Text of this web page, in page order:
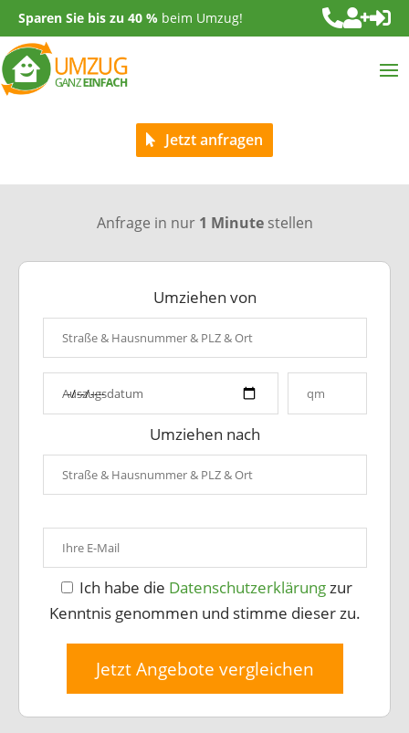
Sparen Sie bis zu 40 % beim Umzug! 
Jetzt anfragen
Anfrage in nur 1 Minutestellen
Umziehen von
Umziehen nach
Ich habe die Datenschutzerklärungzur
Kenntnis genommen und stimme dieser zu.
Jetzt Angebote vergleichen